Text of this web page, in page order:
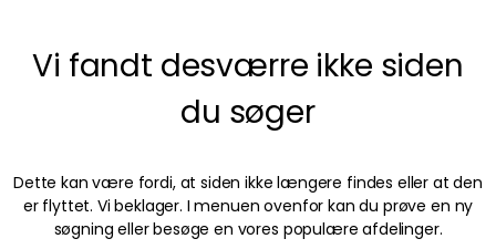
Vi fandt desværre ikke siden
du søger
Dette kan være fordi, at siden ikke længere findes eller at den
er flyttet. Vi beklager. I menuen ovenfor kan du prøve en ny
søgning eller besøge en vores populære afdelinger.